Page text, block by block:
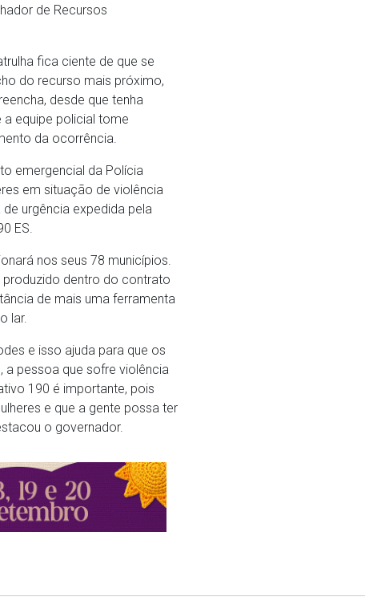
de Recursos
fica ciente de que se
do recurso mais próximo,
desde que tenha
a equipe policial tome
da ocorrência.
emergencial da Polícia
em situação de violência
urgência expedida pela
ES.
nos seus 78 municípios.
dentro do contrato
de mais uma ferramenta
lar.
e isso ajuda para que os
a pessoa que sofre violência
190 é importante, pois
e que a gente possa ter
o governador.